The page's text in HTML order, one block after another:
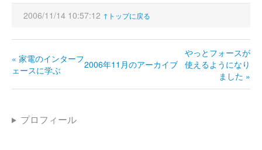
2006/11/14 10:57:12 ↑トップに戻る
« 家電のインターフ
ェースに学ぶ
2006年11月のアーカイブ
やっとフォースが
使えるようになり
ました »
プロフィール